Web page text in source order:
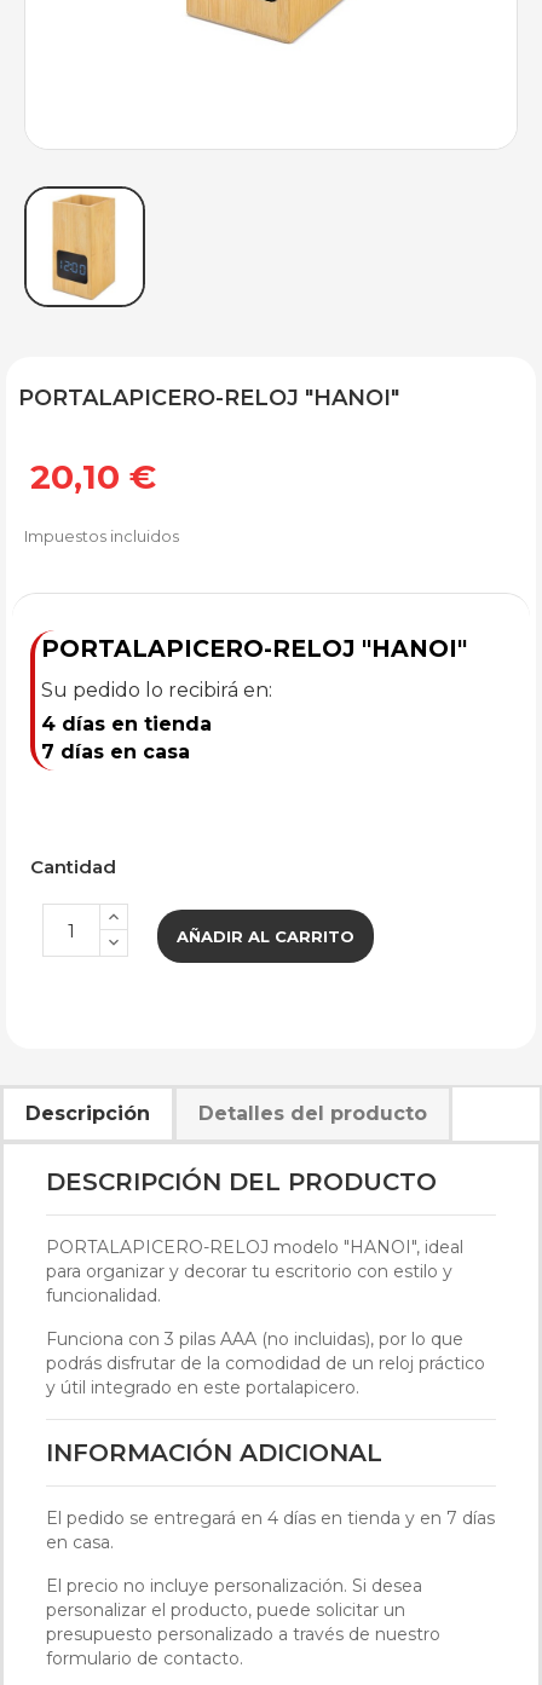
PORTALAPICERO-RELOJ "HANOI"
20,10 €
Impuestos incluidos
PORTALAPICERO-RELOJ "HANOI"
Su pedido lo recibirá en:
4 días en tienda
7 días en casa
Cantidad
AÑADIR AL CARRITO
Descripción Detalles del producto
DESCRIPCIÓN DEL PRODUCTO
PORTALAPICERO-RELOJ modelo "HANOI", ideal
para organizar y decorar tu escritorio con estilo y
funcionalidad.
Funciona con 3 pilas AAA (no incluidas), por lo que
podrás disfrutar de la comodidad de un reloj práctico
y útil integrado en este portalapicero.
INFORMACIÓN ADICIONAL
El pedido se entregará en 4 días en tienda y en 7 días
en casa.
El precio no incluye personalización. Si desea
personalizar el producto, puede solicitar un
presupuesto personalizado a través de nuestro
formulario de contacto.